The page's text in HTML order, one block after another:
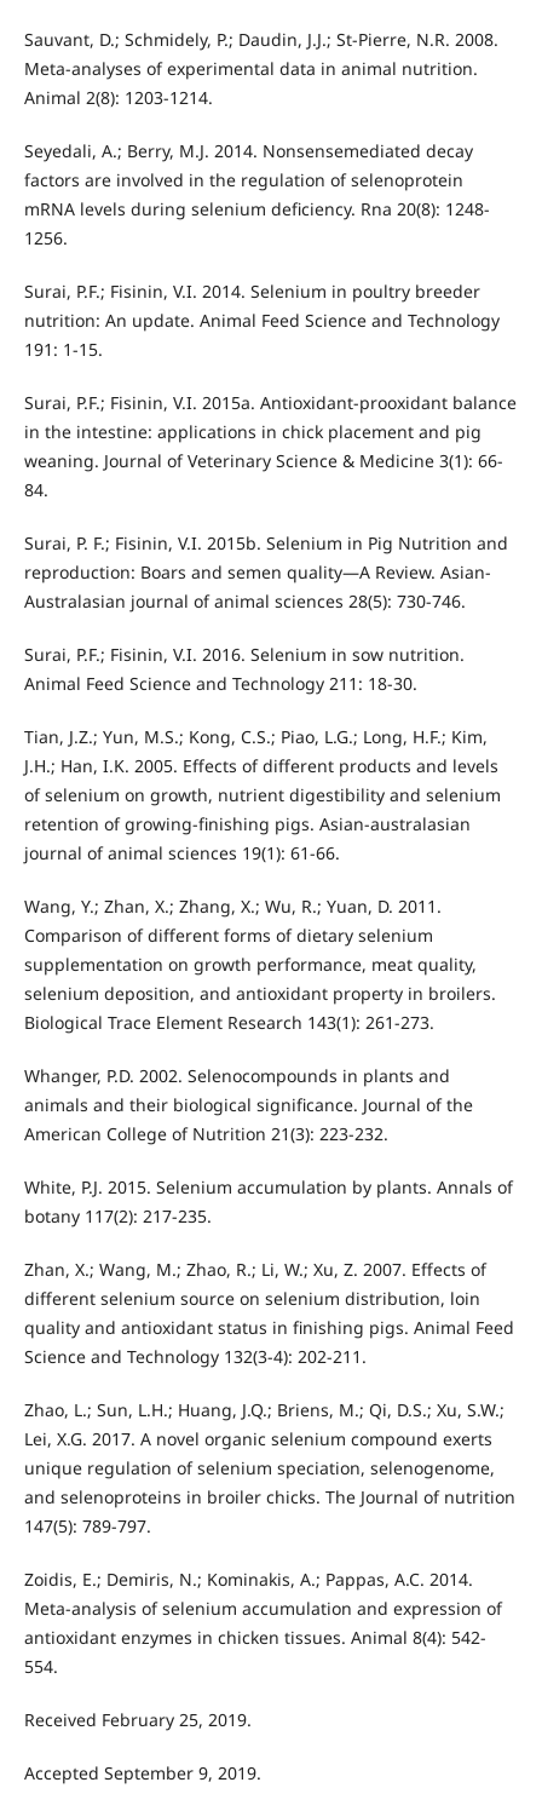
Sauvant, D.; Schmidely, P.; Daudin, J.J.; St-Pierre, N.R. 2008.
Meta-analyses of experimental data in animal nutrition.
Animal 2(8): 1203-1214.
Seyedali, A.; Berry, M.J. 2014. Nonsensemediated decay
factors are involved in the regulation of selenoprotein
mRNA levels during selenium deficiency. Rna 20(8): 1248-
1256.
Surai, P.F.; Fisinin, V.I. 2014. Selenium in poultry breeder
nutrition: An update. Animal Feed Science and Technology
191: 1-15.
Surai, P.F.; Fisinin, V.I. 2015a. Antioxidant-prooxidant balance
in the intestine: applications in chick placement and pig
weaning. Journal of Veterinary Science & Medicine 3(1): 66-
84.
Surai, P. F.; Fisinin, V.I. 2015b. Selenium in Pig Nutrition and
reproduction: Boars and semen quality—A Review. Asian-
Australasian journal of animal sciences 28(5): 730-746.
Surai, P.F.; Fisinin, V.I. 2016. Selenium in sow nutrition.
Animal Feed Science and Technology 211: 18-30.
Tian, J.Z.; Yun, M.S.; Kong, C.S.; Piao, L.G.; Long, H.F.; Kim,
J.H.; Han, I.K. 2005. Effects of different products and levels
of selenium on growth, nutrient digestibility and selenium
retention of growing-finishing pigs. Asian-australasian
journal of animal sciences 19(1): 61-66.
Wang, Y.; Zhan, X.; Zhang, X.; Wu, R.; Yuan, D. 2011.
Comparison of different forms of dietary selenium
supplementation on growth performance, meat quality,
selenium deposition, and antioxidant property in broilers.
Biological Trace Element Research 143(1): 261-273.
Whanger, P.D. 2002. Selenocompounds in plants and
animals and their biological significance. Journal of the
American College of Nutrition 21(3): 223-232.
White, P.J. 2015. Selenium accumulation by plants. Annals of
botany 117(2): 217-235.
Zhan, X.; Wang, M.; Zhao, R.; Li, W.; Xu, Z. 2007. Effects of
different selenium source on selenium distribution, loin
quality and antioxidant status in finishing pigs. Animal Feed
Science and Technology 132(3-4): 202-211.
Zhao, L.; Sun, L.H.; Huang, J.Q.; Briens, M.; Qi, D.S.; Xu, S.W.;
Lei, X.G. 2017. A novel organic selenium compound exerts
unique regulation of selenium speciation, selenogenome,
and selenoproteins in broiler chicks. The Journal of nutrition
147(5): 789-797.
Zoidis, E.; Demiris, N.; Kominakis, A.; Pappas, A.C. 2014.
Meta-analysis of selenium accumulation and expression of
antioxidant enzymes in chicken tissues. Animal 8(4): 542-
554.
Received February 25, 2019.
Accepted September 9, 2019.